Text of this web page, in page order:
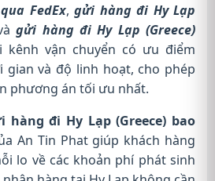
FedEx, gửi hàng đi Hy Lạp
gửi hàng đi Hy Lạp (Greece)
kênh vận chuyển có ưu điểm
gian và độ linh hoạt, cho phép
phương án tối ưu nhất.
hàng đi Hy Lạp (Greece) bao
An Tin Phat giúp khách hàng
lo về các khoản phí phát sinh